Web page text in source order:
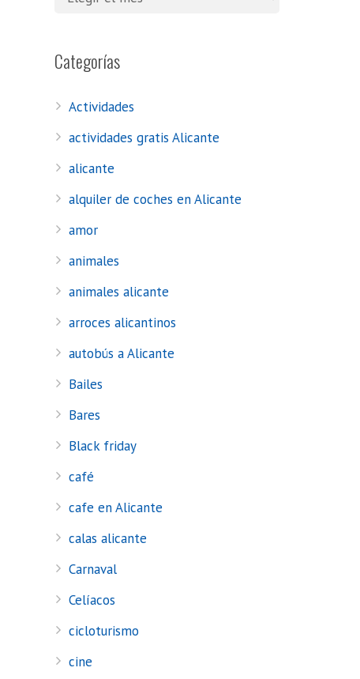
Categorías
Actividades
actividades gratis Alicante
alicante
alquiler de coches en Alicante
amor
animales
animales alicante
arroces alicantinos
autobús a Alicante
Bailes
Bares
Black friday
café
cafe en Alicante
calas alicante
Carnaval
Celíacos
cicloturismo
cine